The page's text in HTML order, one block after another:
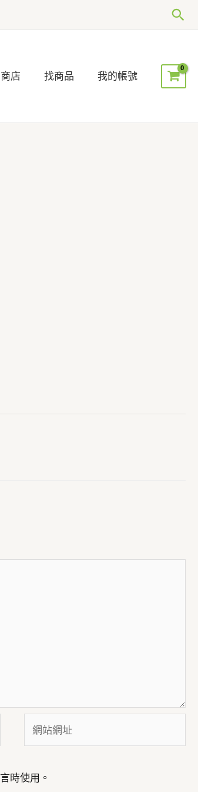
搜
商店 找商品 我的帳號
站
址
時使用。